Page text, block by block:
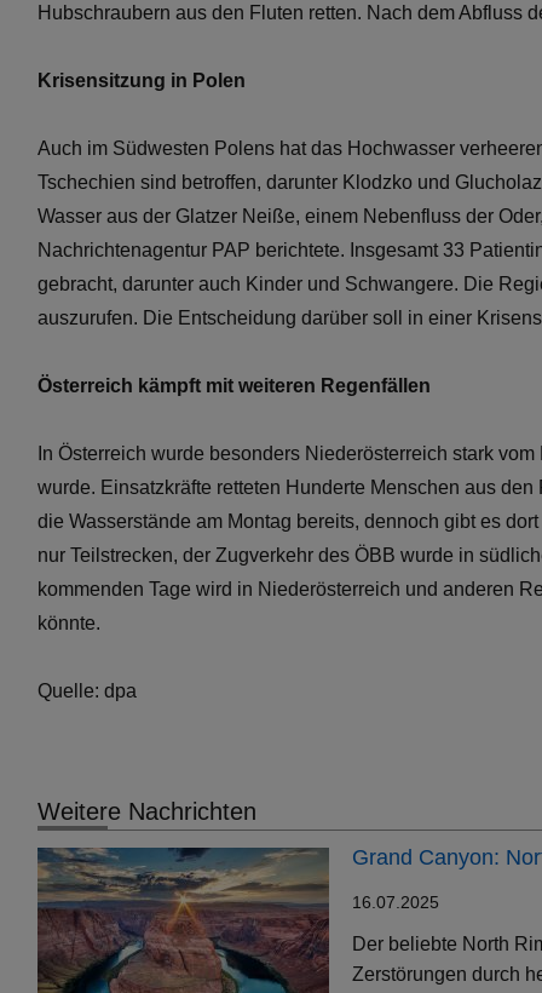
Hubschraubern aus den Fluten retten. Nach dem Abfluss
Krisensitzung in Polen
Auch im Südwesten Polens hat das Hochwasser
Tschechien sind betroffen, darunter Klodzko und
Wasser aus der Glatzer Neiße, einem Nebenfluss der
Nachrichtenagentur PAP berichtete. Insgesamt 33
gebracht, darunter auch Kinder und Schwangere. Die
auszurufen. Die Entscheidung darüber soll in einer
Österreich kämpft mit weiteren Regenfällen
In Österreich wurde besonders Niederösterreich stark
wurde. Einsatzkräfte retteten Hunderte Menschen aus
die Wasserstände am Montag bereits, dennoch gibt es
nur Teilstrecken, der Zugverkehr des ÖBB wurde in
kommenden Tage wird in Niederösterreich und anderen
könnte.
Quelle: dpa
Weitere Nachrichten
Grand Canyon:
16.07.2025
Der beliebte North
Zerstörungen durch